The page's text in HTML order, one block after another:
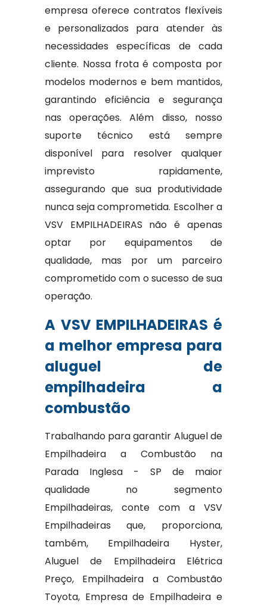
empresa oferece contratos flexíveis
e personalizados para atender às
necessidades específicas de cada
cliente. Nossa frota é composta por
modelos modernos e bem mantidos,
garantindo eficiência e segurança
nas operações. Além disso, nosso
suporte técnico está sempre
disponível para resolver qualquer
imprevisto rapidamente,
assegurando que sua produtividade
nunca seja comprometida. Escolher a
VSV EMPILHADEIRAS não é apenas
optar por equipamentos de
qualidade, mas por um parceiro
comprometido com o sucesso de sua
operação.
A VSV EMPILHADEIRAS é
a melhor empresa para
aluguel de
empilhadeira a
combustão
Trabalhando para garantir Aluguel de
Empilhadeira a Combustão na
Parada Inglesa - SP de maior
qualidade no segmento
Empilhadeiras, conte com a VSV
Empilhadeiras que, proporciona,
também, Empilhadeira Hyster,
Aluguel de Empilhadeira Elétrica
Preço, Empilhadeira a Combustão
Toyota, Empresa de Empilhadeira e